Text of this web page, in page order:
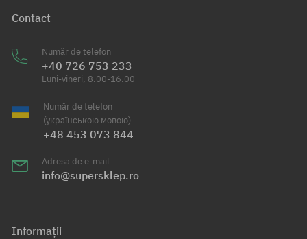
Contact
Număr de telefon
+40 726 753 233
Luni-vineri, 8.00-16.00
Număr de telefon
(українською мовою)
+48 453 073 844
Adresa de e-mail
info@supersklep.ro
Informații